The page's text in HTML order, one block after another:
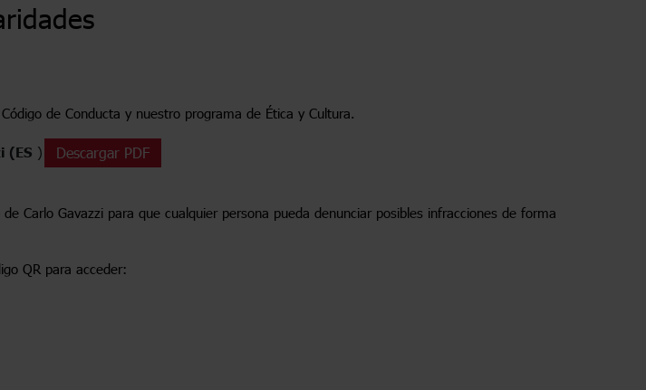
de Conducta y nuestro programa de Ética y Cultura.
(ES ) Descargar PDF
de Carlo Gavazzi para que cualquier persona pueda denunciar posibles infracciones de forma
QR para acceder: